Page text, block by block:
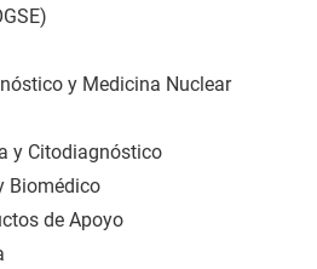
y Medicina Nuclear
y Citodiagnóstico
Biomédico
de Apoyo